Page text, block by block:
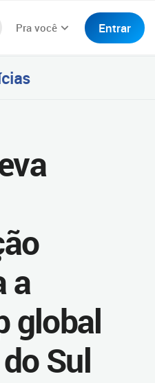
Pra você Entrar
a
global
Sul